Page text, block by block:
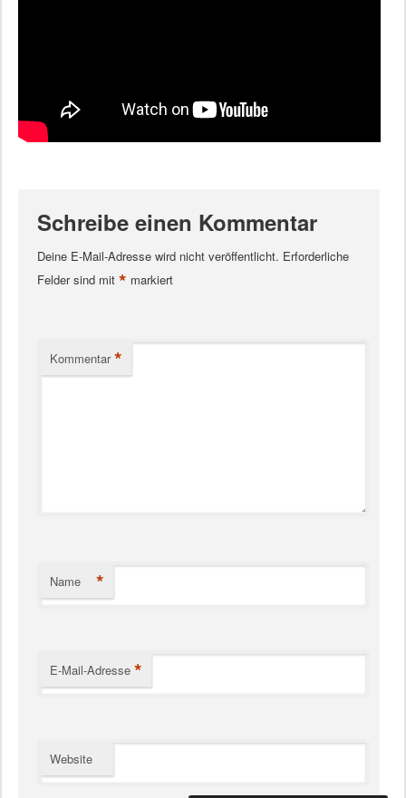
Schreibe einen Kommentar
Deine E-Mail-Adresse wird nicht veröffentlicht. Erforderliche
Felder sind mit * markiert
Kommentar *
Name *
E-Mail-Adresse *
Website